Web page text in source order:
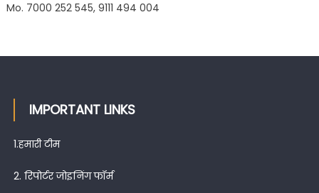
Mo. 7000 252 545, 9111 494 004
IMPORTANT LINKS
1.हमारी टीम
2. रिपोर्टर जोइनिंग फॉर्म